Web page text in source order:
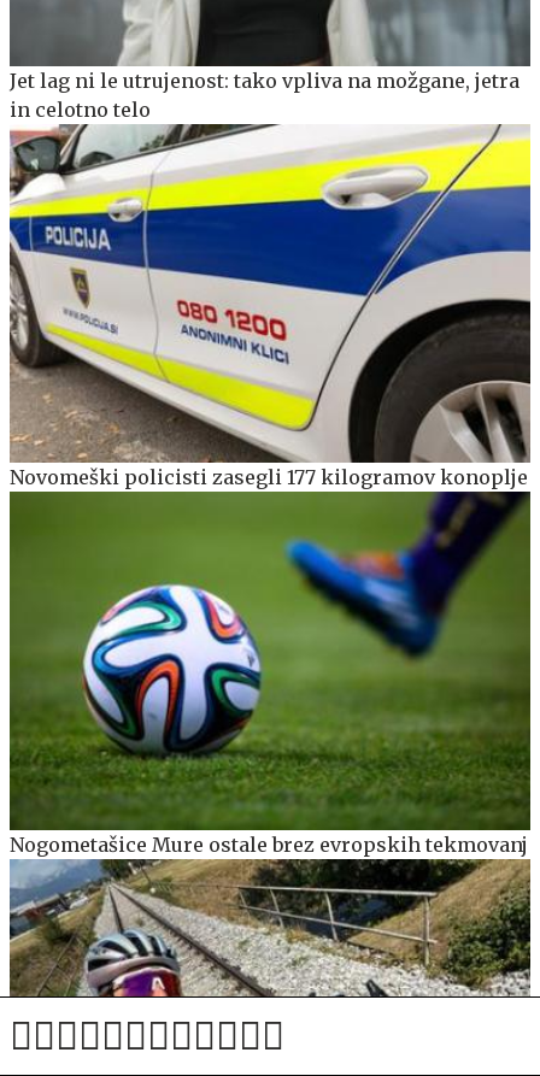
Jet lag ni le utrujenost: tako vpliva na možgane, jetra
in celotno telo
Novomeški policisti zasegli 177 kilogramov konoplje
Nogometašice Mure ostale brez evropskih tekmovanj